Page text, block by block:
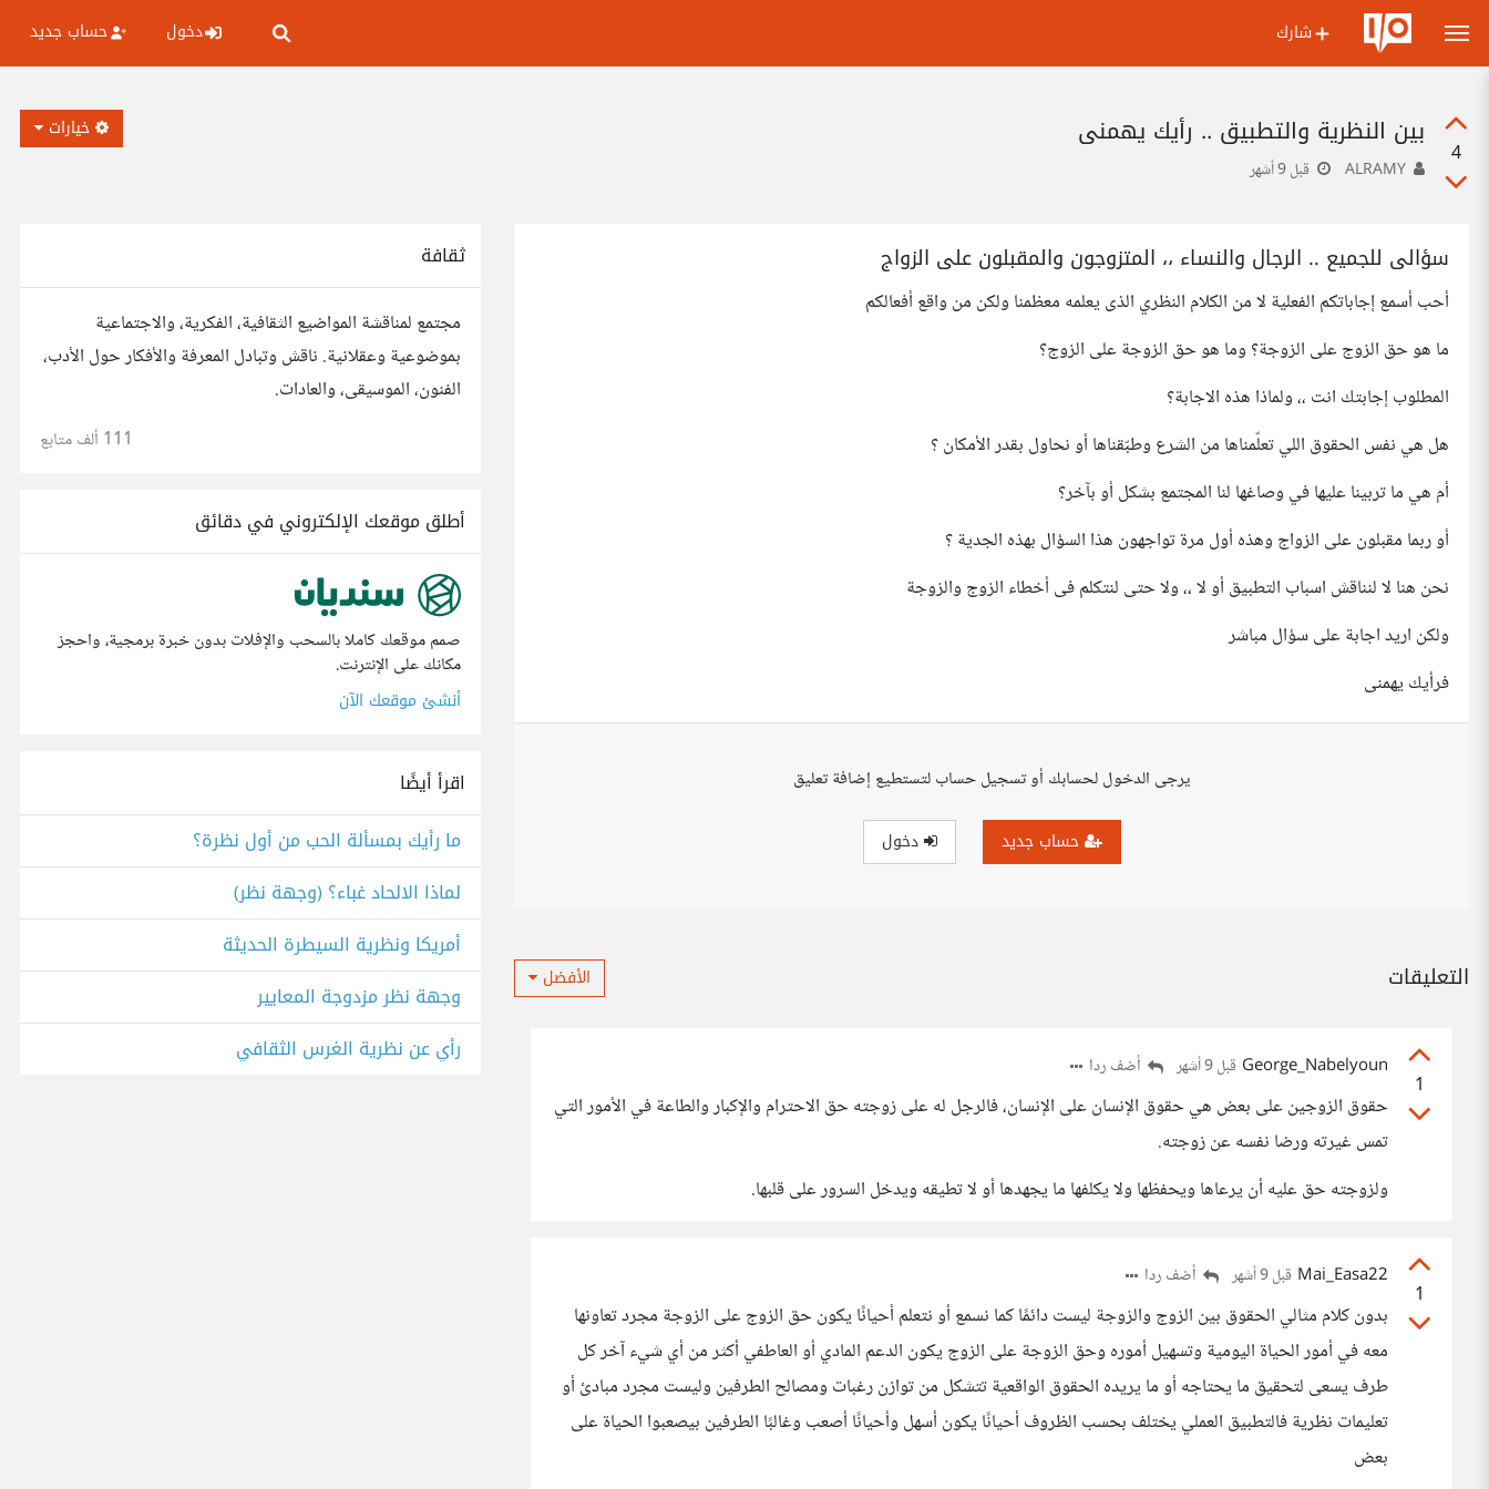
شارك دخول حساب جديد
4
بين النظرية والتطبيق .. رأيك يهمنى
قبل 9 أشهر
خيارات
سؤالى للجميع .. الرجال والنساء ،، المتزوجون والمقبلون على الزواج
أحب أسمع إجاباتكم الفعلية لا من الكلام النظري الذى يعلمه معظمنا ولكن من واقع أفعالكم
ما هو حق الزوج على الزوجة؟ وما هو حق الزوجة على الزوج؟
المطلوب إجابتك انت ،، ولماذا هذه الاجابة؟
هل هي نفس الحقوق اللي تعلّمناها من الشرع وطبّقناها أو نحاول بقدر الأمكان ؟
أم هي ما تربينا عليها في وصاغها لنا المجتمع بشكل أو بآخر؟
أو ربما مقبلون على الزواج وهذه أول مرة تواجهون هذا السؤال بهذه الجدية ؟
نحن هنا لا لنناقش اسباب التطبيق أو لا ،، ولا حتى لنتكلم فى أخطاء الزوج والزوجة
ولكن اريد اجابة على سؤال مباشر
فرأيك يهمنى
يرجى الدخول لحسابك أو تسجيل حساب لتستطيع إضافة تعليق
حساب جديد دخول
التعليقات الأفضل
1
George_Nabelyoun قبل 9 أشهر أضف ردا
حقوق الزوجين على بعض هي حقوق الإنسان على الإنسان، فالرجل له على زوجته حق الاحترام والإكبار والطاعة في الأمور التي
تمس غيرته ورضا نفسه عن زوجته.
ولزوجته حق عليه أن يرعاها ويحفظها ولا يكلفها ما يجهدها أو لا تطيقه ويدخل السرور على قلبها.
1
Mai_Easa22 قبل 9 أشهر أضف ردا
بدون كلام مثالي الحقوق بين الزوج والزوجة ليست دائمًا كما نسمع أو نتعلم أحيانًا يكون حق الزوج على الزوجة مجرد تعاونها
معه في أمور الحياة اليومية وتسهيل أموره وحق الزوجة على الزوج يكون الدعم المادي أو العاطفي أكثر من أي شيء آخر كل
طرف يسعى لتحقيق ما يحتاجه أو ما يريده الحقوق الواقعية تتشكل من توازن رغبات ومصالح الطرفين وليست مجرد مبادئ أو
تعليمات نظرية فالتطبيق العملي يختلف بحسب الظروف أحيانًا يكون أسهل وأحيانًا أصعب وغالبًا الطرفين بيصعبوا الحياة على
بعض
ثقافة
مجتمع لمناقشة المواضيع الثقافية، الفكرية، والاجتماعية
بموضوعية وعقلانية. ناقش وتبادل المعرفة والأفكار حول الأدب،
الفنون، الموسيقى، والعادات.
111 ألف متابع
أطلق موقعك الإلكتروني في دقائق
صمم موقعك كاملا بالسحب والإفلات بدون خبرة برمجية، واحجز
مكانك على الإنترنت.
أنشئ موقعك الآن
اقرأ أيضًا
ما رأيك بمسألة الحب من أول نظرة؟
لماذا الالحاد غباء؟ (وجهة نظر)
أمريكا ونظرية السيطرة الحديثة
وجهة نظر مزدوجة المعايير
رأي عن نظرية الغرس الثقافي